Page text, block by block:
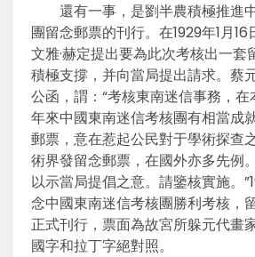
還有一事，是劉半農積極推進
團留念郵票的刊行。在1929年1月16
文雅·赫定提出要為此次考核出一套
積極支撐，并向當局提出請求。蔡
公函，謂：“考核東南迷信事務，
年來中國東南迷信考核團有相當成
郵票，意在惹起公民對于學術探查
術界發留念郵票，在國外亦多先例
以示當局提倡之意。請鑒核實施。
念中國東南迷信考核團勝利考核，
正式刊行，票面為故宮所躲元代畫
國字和拉丁字絕對照。